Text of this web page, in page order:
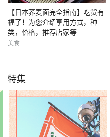
【日本荞麦面完全指南】吃货有
福了！为您介绍享用方式，种
类，价格，推荐店家等
美食
特集